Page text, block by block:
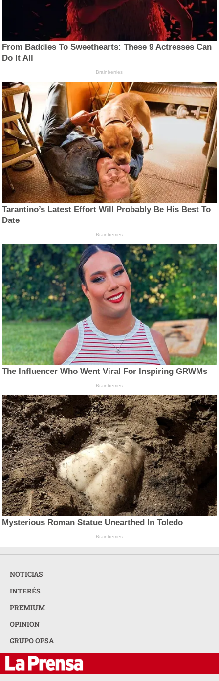
From Baddies To Sweethearts: These 9 Actresses Can
Do It All
Brainberries
Tarantino’s Latest Effort Will Probably Be His Best To
Date
Brainberries
The Influencer Who Went Viral For Inspiring GRWMs
Brainberries
Mysterious Roman Statue Unearthed In Toledo
Brainberries
NOTICIAS
INTERÉS
PREMIUM
OPINION
GRUPO OPSA